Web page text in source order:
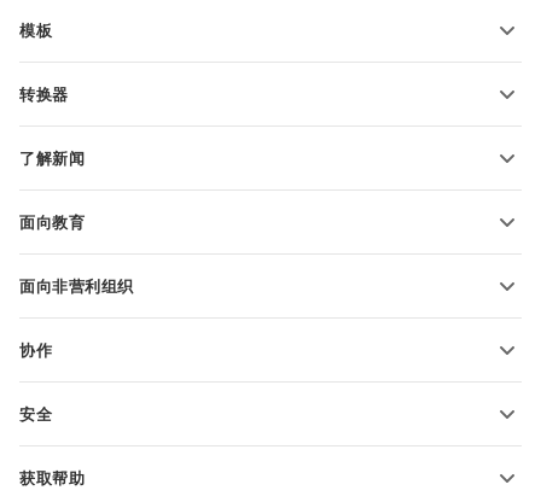
模板
文本文档模板
转换器
转换电子表格
了解新闻
面向教育
适用于教育人士
面向非营利组织
申请免费帐户
协作
翻译人员
安全
获取帮助